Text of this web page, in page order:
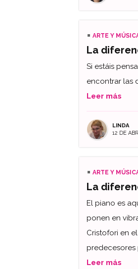
ARTE Y
La
Si estáis
encontrar las
Leer más
LINDA
12 DE
ARTE Y
La
El piano es
ponen en
Cristofori en
predecesores
Leer más